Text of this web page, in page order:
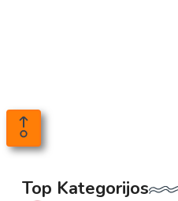
Top Kategorijos